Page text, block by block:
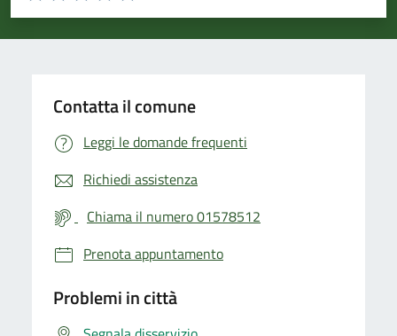
Valuta 5 stelle su 5
Valuta 4 stelle su 5
Valuta 3 stelle su 5
Valuta 2 stelle su 5
Valuta 1 stelle su 5
Contatta il comune
Leggi le domande frequenti
Richiedi assistenza
Chiama il numero 01578512
Prenota appuntamento
Problemi in città